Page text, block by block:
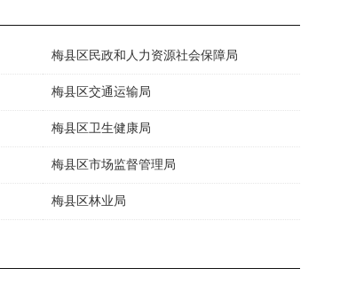
梅县区民政和人力资源社会保障局
梅县区交通运输局
梅县区卫生健康局
梅县区市场监督管理局
梅县区林业局